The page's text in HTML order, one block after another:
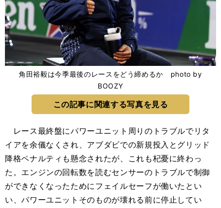
角田裕毅は今季最後のレースをどう締めるか photo by
BOOZY
この記事に関連する写真を見る
レース最終盤にパワーユニット周りのトラブルでリタ
イアを余儀なくされ、アブダビでの新規投入とグリッド
降格ペナルティも懸念されたが、これも杞憂に終わっ
た。エンジンの回転数を読むセンサーのトラブルで制御
ができなくなったためにフェイルセーフが働いたとい
い、パワーユニットそのものが壊れる前に停止してい